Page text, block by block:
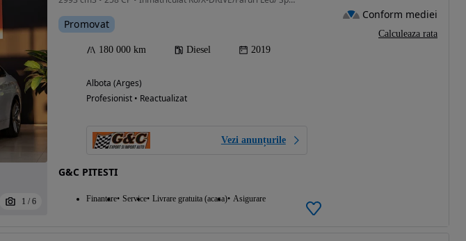
1 / 6
Promovat
180 000 km Diesel 2019
Albota (Arges)
Profesionist • Reactualizat
Vezi anunțurile
G&C PITESTI
Finantare Service Livrare gratuita (acasa) Asigurare
Conform mediei
Calculeaza rata